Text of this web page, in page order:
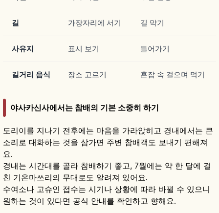
길 가장자리에 서기 길 막기
사유지 표시 보기 들어가기
길거리 음식 장소 고르기 혼잡 속 걸으며 먹기
야사카신사에서는 참배의 기본 소중히 하기
도리이를 지나기 전후에는 마음을 가라앉히고 경내에서는 큰
소리로 대화하는 것을 삼가면 주변 참배객도 보내기 편해져
요.
경내는 시간대를 골라 참배하기 좋고, 7월에는 약 한 달에 걸
친 기온마쓰리의 무대로도 알려져 있어요.
수여소나 고슈인 접수는 시기나 상황에 따라 바뀔 수 있으니
원하는 것이 있다면 공식 안내를 확인하고 향해요.
기온 마쓰리 가이드｜교토 야사카 신사 7월·야